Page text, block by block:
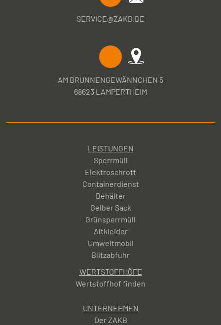
SERVICE@ZAKB.DE
AM BRUNNENGEWÄNNCHEN 5
68623 LAMPERTHEIM
LEISTUNGEN
Sperrmüll
Elektroschrott
Containerdienst
Behälter
Gelber Sack
Grünsperrmüll
Altkleider
Umweltmobil
Blitzabfuhr
WERTSTOFFHÖFE
Wertstoffhof finden
UNTERNEHMEN
Der ZAKB